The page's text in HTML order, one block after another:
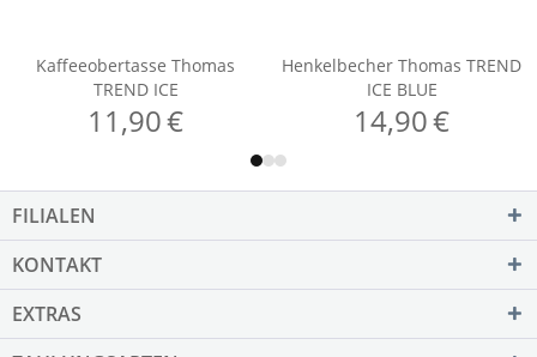
FILIALEN
KONTAKT
EXTRAS